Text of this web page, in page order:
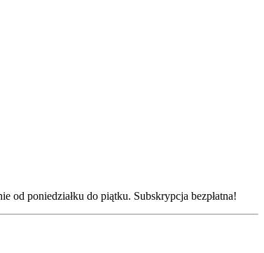
od poniedziałku do piątku. Subskrypcja bezpłatna!